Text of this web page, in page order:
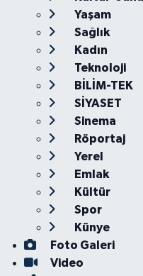
Yaşam
Sağlık
Kadın
Teknoloji
BİLİM-TEK
SİYASET
Sinema
Röportaj
Yerel
Emlak
Kültür
Spor
Künye
Foto Galeri
Video